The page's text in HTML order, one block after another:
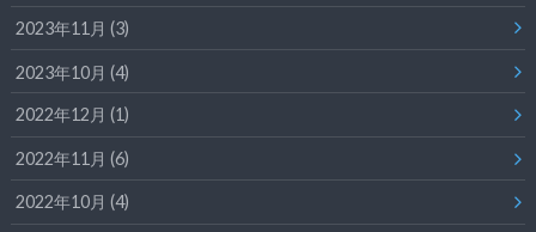
2023年11月 (3)
2023年10月 (4)
2022年12月 (1)
2022年11月 (6)
2022年10月 (4)